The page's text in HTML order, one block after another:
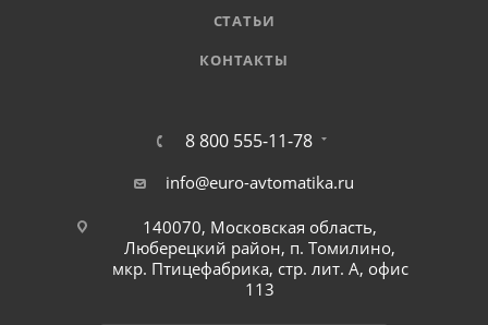
СТАТЬИ
КОНТАКТЫ
8 800 555-11-78
info@euro-avtomatika.ru
140070, Московская область,
Люберецкий район, п. Томилино,
мкр. Птицефабрика, стр. лит. А, офис
113